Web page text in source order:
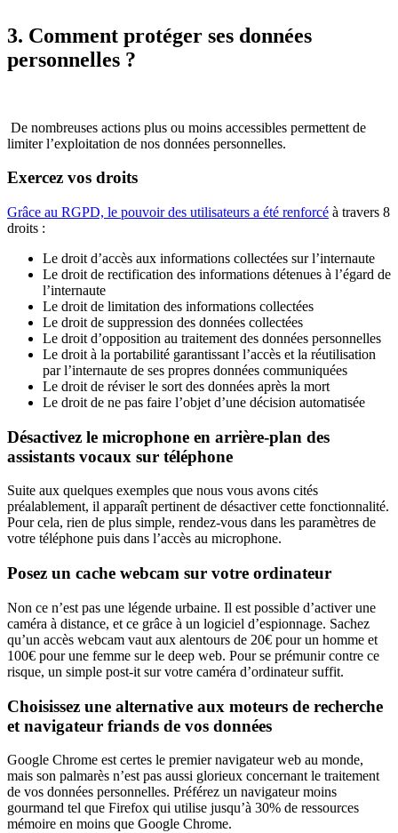
3. Comment protéger ses données
personnelles ?
De nombreuses actions plus ou moins accessibles permettent de
limiter l’exploitation de nos données personnelles.
Exercez vos droits
Grâce au RGPD, le pouvoir des utilisateurs a été renforcé à travers 8
droits :
Le droit d’accès aux informations collectées sur l’internaute
Le droit de rectification des informations détenues à l’égard de
l’internaute
Le droit de limitation des informations collectées
Le droit de suppression des données collectées
Le droit d’opposition au traitement des données personnelles
Le droit à la portabilité garantissant l’accès et la réutilisation
par l’internaute de ses propres données communiquées
Le droit de réviser le sort des données après la mort
Le droit de ne pas faire l’objet d’une décision automatisée
Désactivez le microphone en arrière-plan des
assistants vocaux sur téléphone
Suite aux quelques exemples que nous vous avons cités
préalablement, il apparaît pertinent de désactiver cette fonctionnalité.
Pour cela, rien de plus simple, rendez-vous dans les paramètres de
votre téléphone puis dans l’accès au microphone.
Posez un cache webcam sur votre ordinateur
Non ce n’est pas une légende urbaine. Il est possible d’activer une
caméra à distance, et ce grâce à un logiciel d’espionnage. Sachez
qu’un accès webcam vaut aux alentours de 20€ pour un homme et
100€ pour une femme sur le deep web. Pour se prémunir contre ce
risque, un simple post-it sur votre caméra d’ordinateur suffit.
Choisissez une alternative aux moteurs de recherche
et navigateur friands de vos données
Google Chrome est certes le premier navigateur web au monde,
mais son palmarès n’est pas aussi glorieux concernant le traitement
de vos données personnelles. Préférez un navigateur moins
gourmand tel que Firefox qui utilise jusqu’à 30% de ressources
mémoire en moins que Google Chrome.